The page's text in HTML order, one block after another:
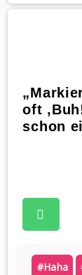
oft
schon
#haha